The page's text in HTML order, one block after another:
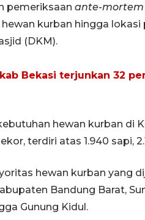
pemeriksaan ante-mortem
kurban hingga
(DKM).
Bekasi terjunkan 32
hewan kurban di
terdiri atas 1.940 sapi,
hewan kurban yang
Bandung Barat,
Gunung Kidul.